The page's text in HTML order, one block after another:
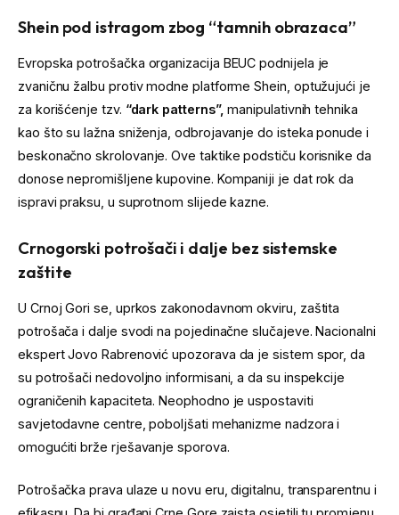
Shein pod istragom zbog “tamnih obrazaca”
Evropska potrošačka organizacija BEUC podnijela je
zvaničnu žalbu protiv modne platforme Shein, optužujući je
za korišćenje tzv. “dark patterns”, manipulativnih tehnika
kao što su lažna sniženja, odbrojavanje do isteka ponude i
beskonačno skrolovanje. Ove taktike podstiču korisnike da
donose nepromišljene kupovine. Kompaniji je dat rok da
ispravi praksu, u suprotnom slijede kazne.
Crnogorski potrošači i dalje bez sistemske
zaštite
U Crnoj Gori se, uprkos zakonodavnom okviru, zaštita
potrošača i dalje svodi na pojedinačne slučajeve. Nacionalni
ekspert Jovo Rabrenović upozorava da je sistem spor, da
su potrošači nedovoljno informisani, a da su inspekcije
ograničenih kapaciteta. Neophodno je uspostaviti
savjetodavne centre, poboljšati mehanizme nadzora i
omogućiti brže rješavanje sporova.
Potrošačka prava ulaze u novu eru, digitalnu, transparentnu i